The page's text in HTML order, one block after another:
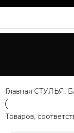
Главная СТУЛЬЯ,
Товаров,